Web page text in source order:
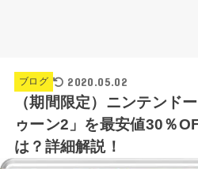
ブログ 2020.05.02
（期間限定）ニンテンド
ゥーン2」を最安値30％
は？詳細解説！